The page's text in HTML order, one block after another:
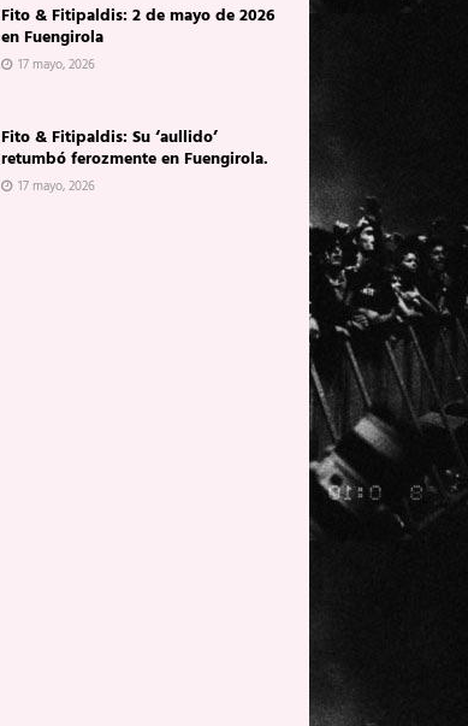
Fito & Fitipaldis: 2 de mayo de 2026
en Fuengirola
17 mayo, 2026
Fito & Fitipaldis: Su ‘aullido’
retumbó ferozmente en Fuengirola.
17 mayo, 2026